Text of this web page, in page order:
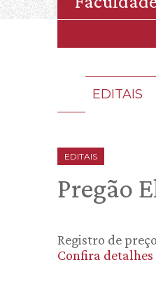
EDITAIS
EDITAIS
Pregão
Registro de
Confira detalhes